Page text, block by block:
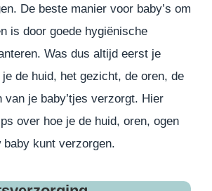
De beste manier voor baby’s om
is door goede hygiënische
Was dus altijd eerst je
je de huid, het gezicht, de oren, de
van je baby’tjes verzorgt. Hier
over hoe je de huid, oren, ogen
baby kunt verzorgen.